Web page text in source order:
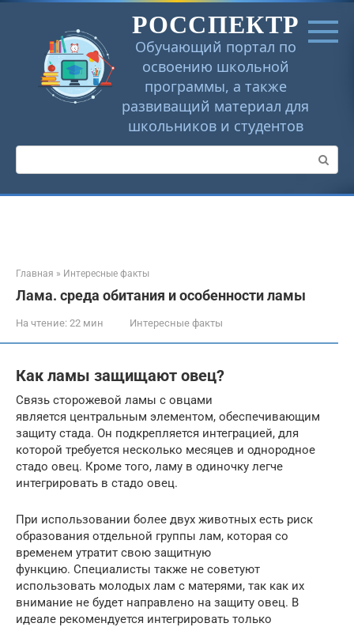
Перейти
РОССПЕКТР
Обучающий портал по
освоению школьной
программы, а также
развиващий материал для
школьников и студентов
Поиск:
Главная » Интересные факты
Лама. среда обитания и особенности ламы
На чтение: 22 мин Интересные факты
Как ламы защищают овец?
Связь сторожевой ламы с овцами
является центральным элементом, обеспечивающим
защиту стада. Он подкрепляется интеграцией, для
которой требуется несколько месяцев и однородное
стадо овец. Кроме того, ламу в одиночку легче
интегрировать в стадо овец.
При использовании более двух животных есть риск
образования отдельной группы лам, которая со
временем утратит свою защитную
функцию. Специалисты также не советуют
использовать молодых лам с матерями, так как их
внимание не будет направлено на защиту овец. В
идеале рекомендуется интегрировать только